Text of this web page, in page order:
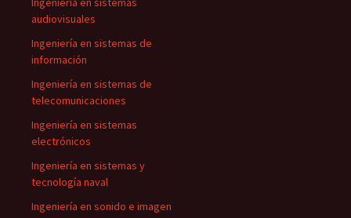
audiovisuales
Ingeniería en sistemas de
información
Ingeniería en sistemas de
telecomunicaciones
Ingeniería en sistemas
electrónicos
Ingeniería en sistemas y
tecnología naval
Ingeniería en sonido e imagen